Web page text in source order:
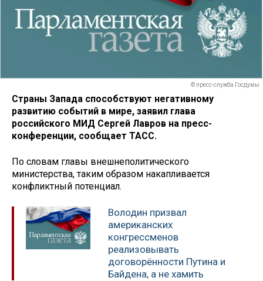
© пресс-служба Госдумы
Страны Запада способствуют негативному
развитию событий в мире, заявил глава
российского МИД Сергей Лавров на пресс-
конференции, сообщает ТАСС.
По словам главы внешнеполитического
министерства, таким образом накапливается
конфликтный потенциал.
Володин призвал
американских
конгрессменов
реализовывать
договорённости Путина и
Байдена, а не хамить